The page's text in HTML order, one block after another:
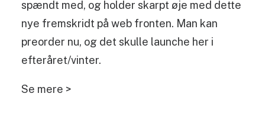
spændt med, og holder skarpt øje med dette
nye fremskridt på web fronten. Man kan
preorder nu, og det skulle launche her i
efteråret/vinter.
Se mere >